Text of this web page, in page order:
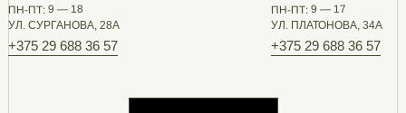
ПН-ПТ: 9 — 18
УЛ. СУРГАНОВА, 28А
+375 29 688 36 57
ПН-ПТ: 9 — 17
УЛ. ПЛАТОНОВА, 34А
+375 29 688 36 57